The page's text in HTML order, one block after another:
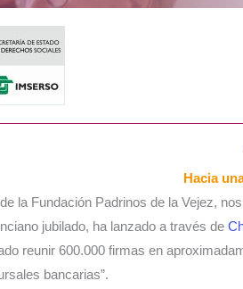
Hacia
la Fundación Padrinos de la Vejez,
jubilado, ha lanzado a través de
reunir 600.000 firmas en
bancarias”.